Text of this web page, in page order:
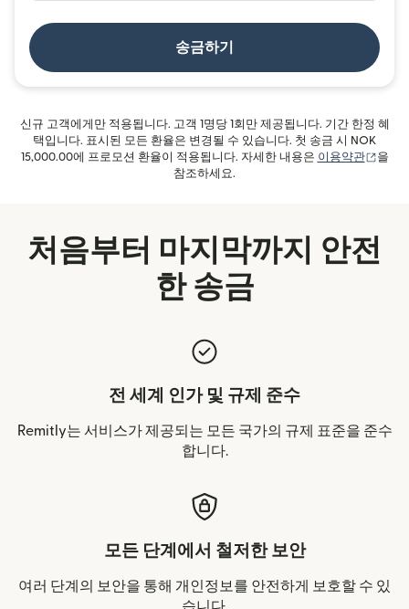
송금하기
신규 고객에게만 적용됩니다. 고객 1명당 1회만 제공됩니다. 기간 한정 혜
택입니다. 표시된 모든 환율은 변경될 수 있습니다. 첫 송금 시 NOK
15,000.00에 프로모션 환율이 적용됩니다. 자세한 내용은 이용약관 (새 창
을
참조하세요.
처음부터 마지막까지 안전
한 송금
전 세계 인가 및 규제 준수
Remitly는 서비스가 제공되는 모든 국가의 규제 표준을 준수
합니다.
모든 단계에서 철저한 보안
여러 단계의 보안을 통해 개인정보를 안전하게 보호할 수 있